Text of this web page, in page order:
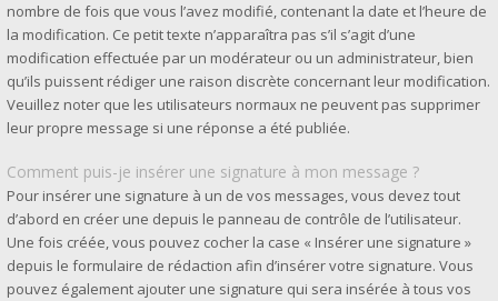
nombre de fois que vous l’avez modifié, contenant la date et l’heure de
la modification. Ce petit texte n’apparaîtra pas s’il s’agit d’une
modification effectuée par un modérateur ou un administrateur, bien
qu’ils puissent rédiger une raison discrète concernant leur modification.
Veuillez noter que les utilisateurs normaux ne peuvent pas supprimer
leur propre message si une réponse a été publiée.
Comment puis-je insérer une signature à mon message ?
Pour insérer une signature à un de vos messages, vous devez tout
d’abord en créer une depuis le panneau de contrôle de l’utilisateur.
Une fois créée, vous pouvez cocher la case « Insérer une signature »
depuis le formulaire de rédaction afin d’insérer votre signature. Vous
pouvez également ajouter une signature qui sera insérée à tous vos